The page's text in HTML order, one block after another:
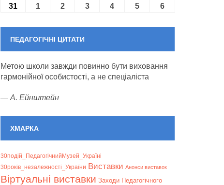
31 31.08.2026
101.09.2026
202.09.2026
303.09.2026
4 04.09.2026
5 05.09.2026
6
ПЕДАГОГІЧНІ ЦИТАТИ
Метою школи завжди повинно бути виховання
гармонійної особистості, а не спеціаліста
— А. Ейнштейн
ХМАРКА
30подій_ПедагогічнийМузей_Україні
30років_незалежності_України Bиставки Анонси виставок
Віртуальні виставки Заходи Педагогічного